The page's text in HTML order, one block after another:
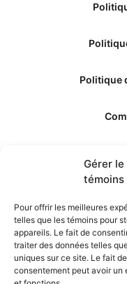
Gérer
témoins
Pour offrir les meilleures
telles que les témoins pour
appareils. Le fait de
traiter des données telles
uniques sur ce site. Le fait
consentement peut avoir
Politique
Les